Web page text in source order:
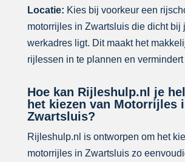
Locatie: Kies bij voorkeur een
motorrijles in Zwartsluis die dicht bij
werkadres ligt. Dit maakt het
rijlessen in te plannen en
Hoe kan Rijleshulp.nl je
het kiezen van Motorrijles
Zwartsluis?
Rijleshulp.nl is ontworpen om het
motorrijles in Zwartsluis zo